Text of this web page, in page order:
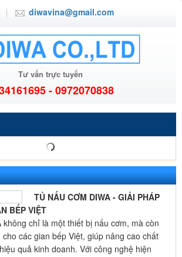
diwavina@gmail.com
Tư vấn trực tuyến
- 0972070838
TỦ NẤU CƠM DIWA - GIẢI PHÁP
BẾP VIỆT
không chỉ là một thiết bị nấu cơm, mà còn
các gian bếp Việt, giúp nâng cao chất
quả kinh doanh. Với công nghệ hiện